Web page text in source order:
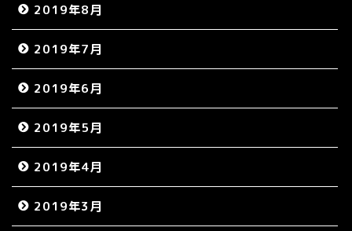
2019年8月
2019年7月
2019年6月
2019年5月
2019年4月
2019年3月